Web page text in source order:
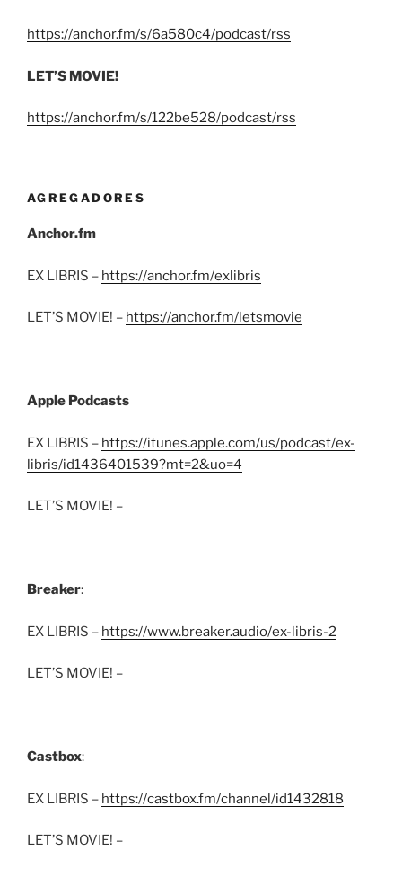
https://anchor.fm/s/6a580c4/podcast/rss
LET’S MOVIE!
https://anchor.fm/s/122be528/podcast/rss
AGREGADORES
Anchor.fm
EX LIBRIS – https://anchor.fm/exlibris
LET’S MOVIE! – https://anchor.fm/letsmovie
Apple Podcasts
EX LIBRIS – https://itunes.apple.com/us/podcast/ex-
libris/id1436401539?mt=2&uo=4
LET’S MOVIE! –
Breaker:
EX LIBRIS – https://www.breaker.audio/ex-libris-2
LET’S MOVIE! –
Castbox:
EX LIBRIS – https://castbox.fm/channel/id1432818
LET’S MOVIE! –